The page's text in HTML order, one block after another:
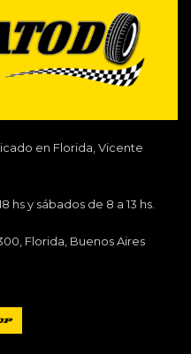
en Florida, Vicente
hs y sábados de 8 a 13 hs.
Florida, Buenos Aires